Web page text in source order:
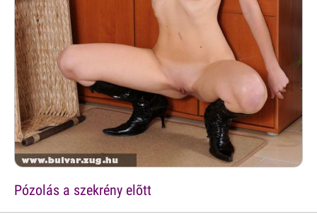
Pózolás a szekrény elõtt